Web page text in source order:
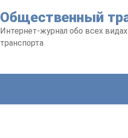
Общественный
Интернет-журнал обо всех
транспорта